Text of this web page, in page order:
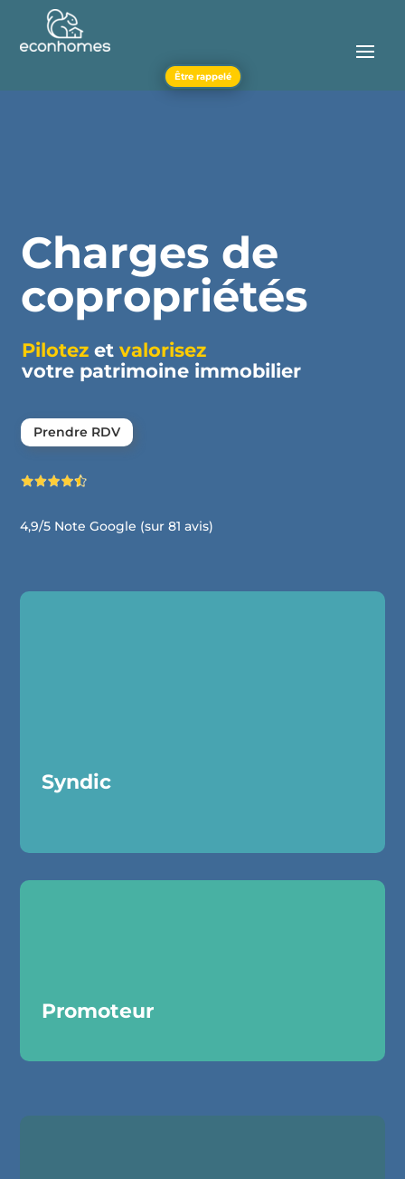
Être rappelé
Charges de
copropriétés
Pilotez etvalorisez
votre patrimoine immobilier
Prendre RDV
4,9/5 Note Google (sur 81 avis)
Syndic
Promoteur